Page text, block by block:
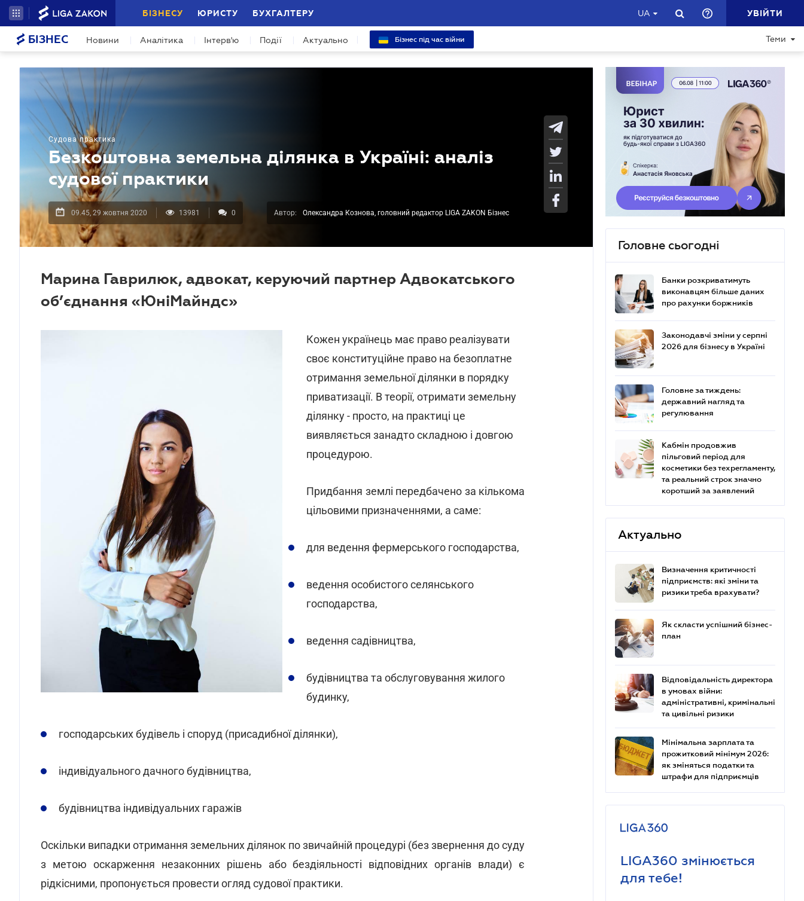
БІЗНЕСУ ЮРИСТУ БУХГАЛТЕРУ UA УВІЙТИ
БІЗНЕС Новини Аналітика Інтерв'ю Події Актуально Бізнес під час війни Теми
Судова практика
Безкоштовна земельна ділянка в Україні: аналіз
судової практики
09.45, 29 жовтня 2020 13981 0 Автор: Олександра Кознова, головний редактор LIGA ZAKON Бізнес
Марина Гаврилюк, адвокат, керуючий партнер Адвокатського
об’єднання «ЮніМайндс»
Кожен українець має право реалізувати
своє конституційне право на безоплатне
отримання земельної ділянки в порядку
приватизації. В теорії, отримати земельну
ділянку - просто, на практиці це
виявляється занадто складною і довгою
процедурою.
Придбання землі передбачено за кількома
цільовими призначеннями, а саме:
для ведення фермерського господарства,
ведення особистого селянського
господарства,
ведення садівництва,
будівництва та обслуговування жилого
будинку,
господарських будівель і споруд (присадибної ділянки),
індивідуального дачного будівництва,
будівництва індивідуальних гаражів
Оскільки випадки отримання земельних ділянок по звичайній процедурі (без звернення до суду
з метою оскарження незаконних рішень або бездіяльності відповідних органів влади) є
рідкісними, пропонується провести огляд судової практики.
Головне сьогодні
Банки розкриватимуть
виконавцям більше даних
про рахунки боржників
Законодавчі зміни у серпні
2026 для бізнесу в Україні
Головне за тиждень:
державний нагляд та
регулювання
Кабмін продовжив
пільговий період для
косметики без техрегламенту,
та реальний строк значно
коротший за заявлений
Актуально
Визначення критичності
підприємств: які зміни та
ризики треба врахувати?
Як скласти успішний бізнес-
план
Відповідальність директора
в умовах війни:
адміністративні, кримінальні
та цивільні ризики
Мінімальна зарплата та
прожитковий мінімум 2026:
як зміняться податки та
штрафи для підприємців
LIGA360 змінюється
для тебе!